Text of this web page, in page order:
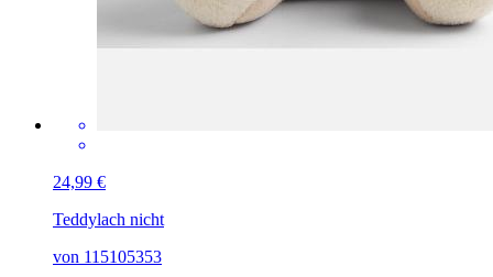
24,99 €
Teddylach nicht
von 115105353